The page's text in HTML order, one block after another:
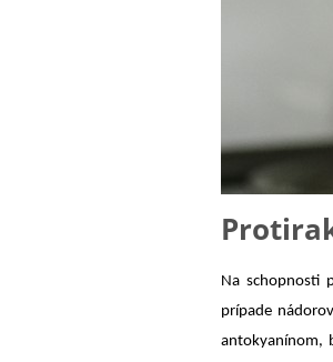
Na schopnosti
prípade
antokyanínom,